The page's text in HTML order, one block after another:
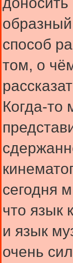
способ
том, о
Когда-то
сегодня
что язык
и язык
очень